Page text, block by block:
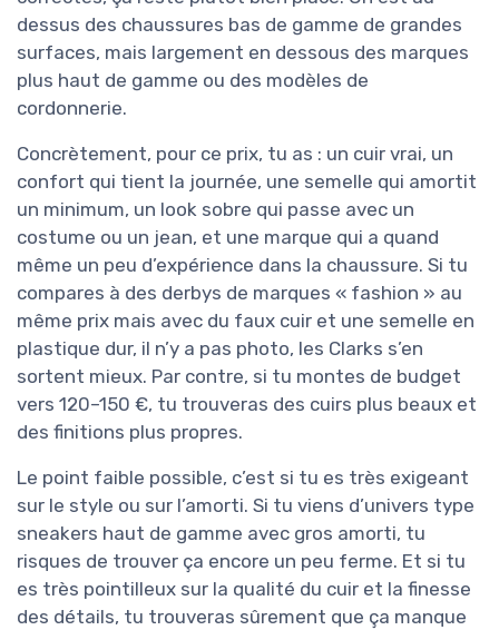
dessus des chaussures bas de gamme de grandes
surfaces, mais largement en dessous des marques
plus haut de gamme ou des modèles de
cordonnerie.
Concrètement, pour ce prix, tu as : un cuir vrai, un
confort qui tient la journée, une semelle qui amortit
un minimum, un look sobre qui passe avec un
costume ou un jean, et une marque qui a quand
même un peu d’expérience dans la chaussure. Si tu
compares à des derbys de marques « fashion » au
même prix mais avec du faux cuir et une semelle en
plastique dur, il n’y a pas photo, les Clarks s’en
sortent mieux. Par contre, si tu montes de budget
vers 120–150 €, tu trouveras des cuirs plus beaux et
des finitions plus propres.
Le point faible possible, c’est si tu es très exigeant
sur le style ou sur l’amorti. Si tu viens d’univers type
sneakers haut de gamme avec gros amorti, tu
risques de trouver ça encore un peu ferme. Et si tu
es très pointilleux sur la qualité du cuir et la finesse
des détails, tu trouveras sûrement que ça manque